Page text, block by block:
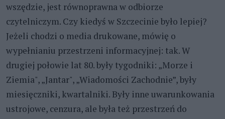
wszędzie, jest równoprawna w odbiorze
czytelniczym. Czy kiedyś w Szczecinie było lepiej?
Jeżeli chodzi o media drukowane, mówię o
wypełnianiu przestrzeni informacyjnej: tak. W
drugiej połowie lat 80. były tygodniki: „Morze i
Ziemia", „Jantar", „Wiadomości Zachodnie”, były
miesięczniki, kwartalniki. Były inne uwarunkowania
ustrojowe, cenzura, ale była też przestrzeń do